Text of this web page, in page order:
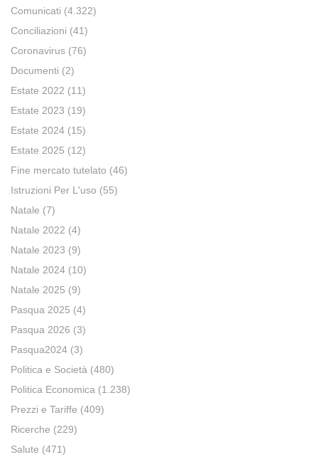
Comunicati (4.322)
Conciliazioni (41)
Coronavirus (76)
Documenti (2)
Estate 2022 (11)
Estate 2023 (19)
Estate 2024 (15)
Estate 2025 (12)
Fine mercato tutelato (46)
Istruzioni Per L'uso (55)
Natale (7)
Natale 2022 (4)
Natale 2023 (9)
Natale 2024 (10)
Natale 2025 (9)
Pasqua 2025 (4)
Pasqua 2026 (3)
Pasqua2024 (3)
Politica e Società (480)
Politica Economica (1.238)
Prezzi e Tariffe (409)
Ricerche (229)
Salute (471)